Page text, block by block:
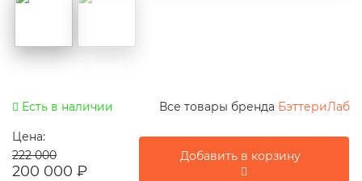
Есть в наличии Все товары бренда БэттериЛаб
Цена:
222 000
200 000 ₽
Добавить в корзину